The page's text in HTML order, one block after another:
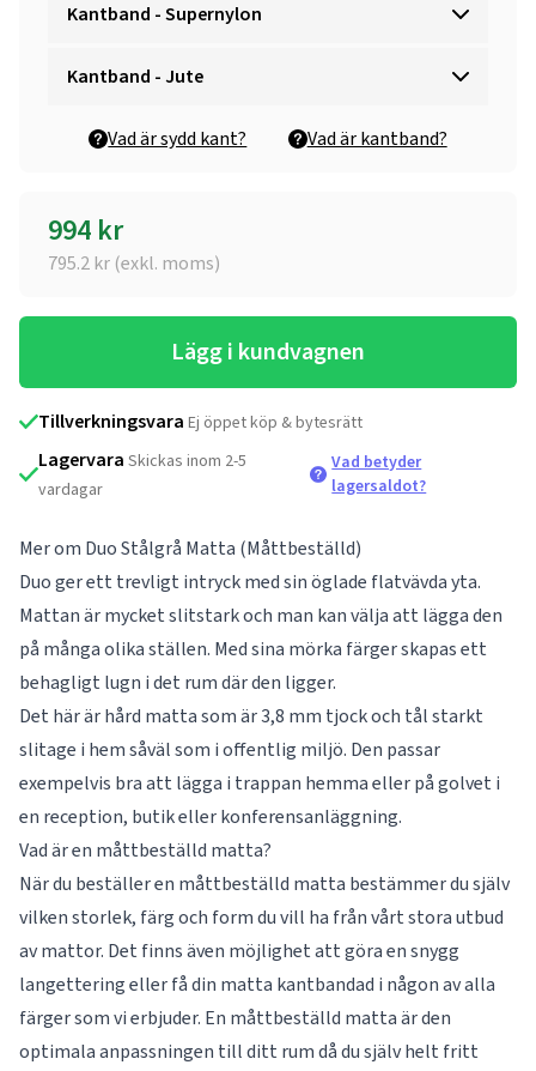
Kantband - Supernylon
Kantband - Jute
Vad är sydd kant? Vad är kantband?
994 kr
795.2kr (exkl. moms)
Lägg i kundvagnen
Tillverkningsvara Ej öppet köp & bytesrätt
Lagervara Skickas inom 2-5
vardagar
Vad betyder
lagersaldot?
Mer om Duo Stålgrå Matta (Måttbeställd)
Duo ger ett trevligt intryck med sin öglade flatvävda yta.
Mattan är mycket slitstark och man kan välja att lägga den
på många olika ställen. Med sina mörka färger skapas ett
behagligt lugn i det rum där den ligger.
Det här är hård matta som är 3,8 mm tjock och tål starkt
slitage i hem såväl som i offentlig miljö. Den passar
exempelvis bra att lägga i trappan hemma eller på golvet i
en reception, butik eller konferensanläggning.
Vad är en måttbeställd matta?
När du beställer en måttbeställd matta bestämmer du själv
vilken storlek, färg och form du vill ha från vårt stora utbud
av mattor. Det finns även möjlighet att göra en snygg
langettering eller få din matta kantbandad i någon av alla
färger som vi erbjuder. En måttbeställd matta är den
optimala anpassningen till ditt rum då du själv helt fritt